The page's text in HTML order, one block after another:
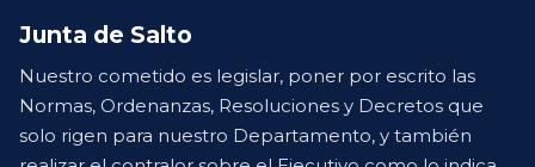
Junta de Salto
Nuestro cometido es legislar, poner por escrito las
Normas, Ordenanzas, Resoluciones y Decretos que
solo rigen para nuestro Departamento, y también